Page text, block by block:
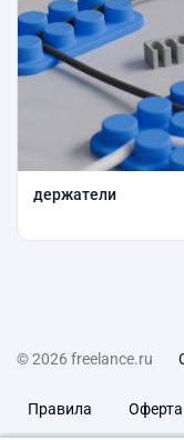
держатели
© 2026 freelance.ru
Правила Оферта